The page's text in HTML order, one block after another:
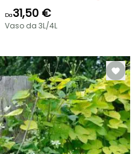
Da31,50 €
Vaso da 3L/4L